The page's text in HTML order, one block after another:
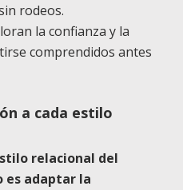
rodeos.
la confianza y la
comprendidos antes
a cada estilo
relacional del
es adaptar la